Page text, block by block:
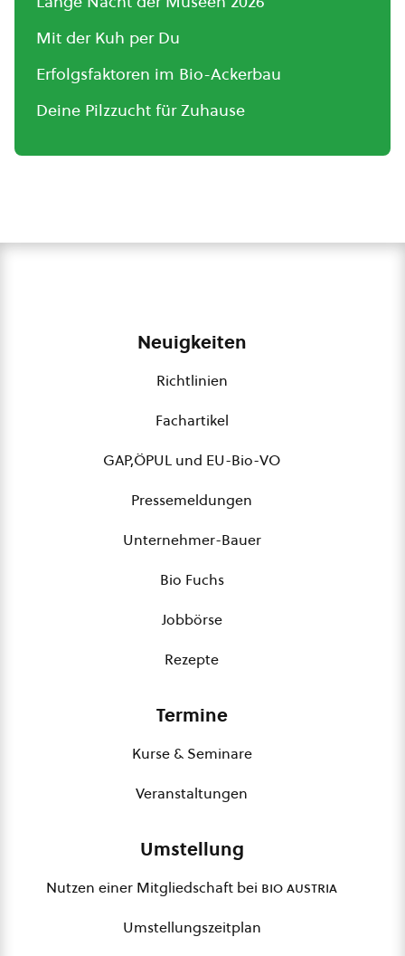
Mit der Kuh per Du
Erfolgsfaktoren im Bio-Ackerbau
Deine Pilzzucht für Zuhause
Neuigkeiten
Richtlinien
Fachartikel
GAP,ÖPUL und EU-Bio-VO
Pressemeldungen
Unternehmer-Bauer
Bio Fuchs
Jobbörse
Rezepte
Termine
Kurse & Seminare
Veranstaltungen
Umstellung
Nutzen einer Mitgliedschaft bei bio austria
Umstellungszeitplan